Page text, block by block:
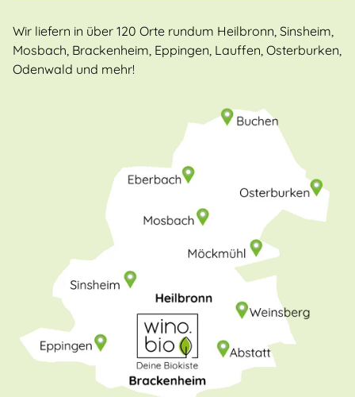
Wir liefern in über 120 Orte rundum Heilbronn, Sinsheim,
Mosbach, Brackenheim, Eppingen, Lauffen, Osterburken,
Odenwald und mehr!